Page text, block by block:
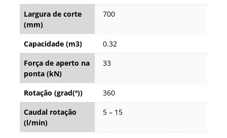
Largura de corte
(mm)
700
Capacidade (m3)
0.32
Força de aperto na
ponta (kN)
33
Rotação (grad(º))
360
Caudal rotação
(l/min)
5 – 15